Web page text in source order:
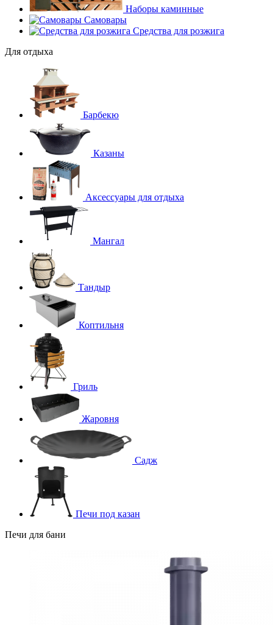
Наборы каминные
Самовары
Средства для розжига
Для отдыха
Барбекю
Казаны
Аксессуары для отдыха
Мангал
Тандыр
Коптильня
Гриль
Жаровня
Садж
Печи под казан
Печи для бани